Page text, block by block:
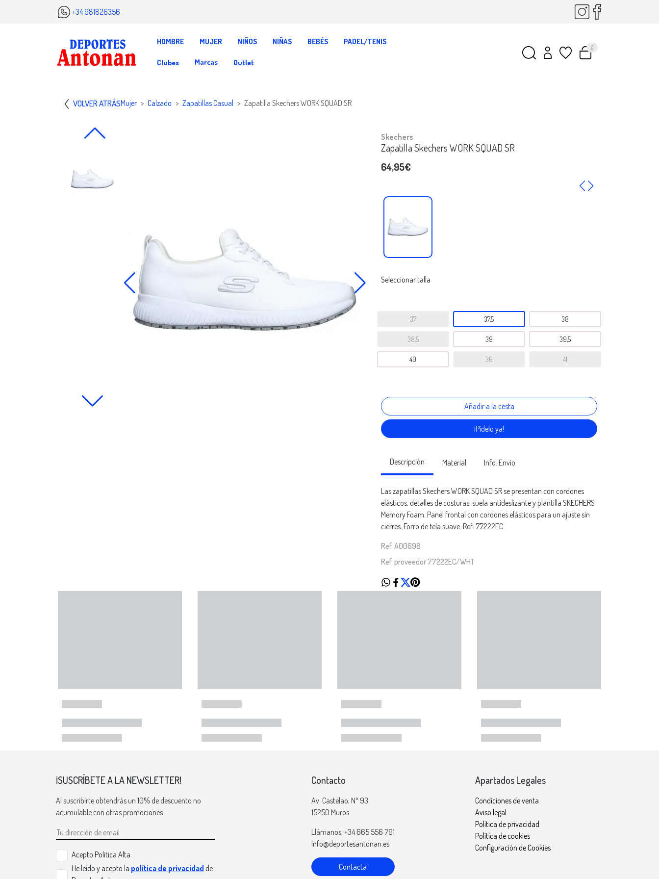
+34 981826356
HOMBRE MUJER NIÑOS NIÑAS BEBÉS PADEL/TENIS
Clubes Marcas Outlet
0
VOLVER ATRÁSMujer Calzado Zapatillas Casual Zapatilla Skechers WORK SQUAD SR
Skechers
Zapatilla Skechers WORK SQUAD SR
64,95€
Seleccionar talla
37 37,5 38
38,5 39 39,5
40 36 41
¡Pídelo ya!
Descripción Material Info. Envío
Las zapatillas Skechers WORK SQUAD SR se presentan con cordones
elásticos, detalles de costuras, suela antideslizante y plantilla SKECHERS
Memory Foam. Panel frontal con cordones elásticos para un ajuste sin
cierres. Forro de tela suave. Ref: 77222EC
Ref. A00698
Ref. proveedor 77222EC/WHT
¡SUSCRÍBETE A LA NEWSLETTER!
Al suscribirte obtendrás un 10% de descuento no
acumulable con otras promociones
Acepto Politica Alta
He leído y acepto la política de privacidad de
Contacto
Av. Castelao, Nº 93
15250 Muros
Llámanos: +34 665 556 791
info@deportesantonan.es
Contacta
Apartados Legales
Condiciones de venta
Aviso legal
Política de privacidad
Política de cookies
Configuración de Cookies